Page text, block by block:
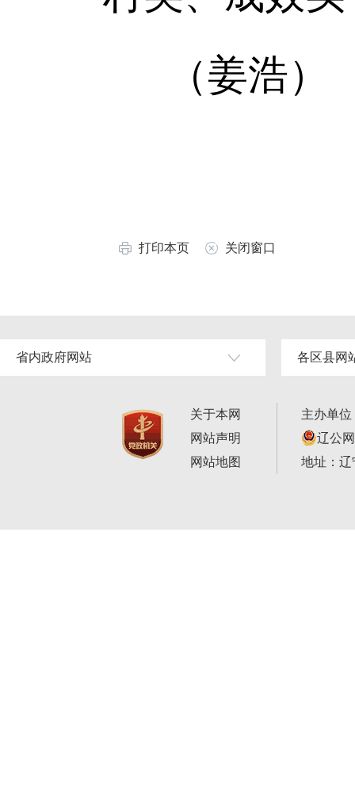
（姜浩）
打印本页 关闭窗口
省内政府网站 各区县网
关于本网
网站声明
网站地图
主办单
辽公
地址：辽